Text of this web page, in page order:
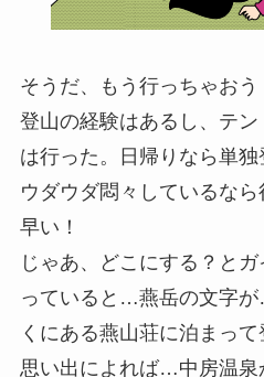
そうだ、もう行っちゃおう
登山の経験はあるし、テ
は行った。日帰りなら単独
ウダウダ悶々しているな
早い！
じゃあ、どこにする？と
っていると…燕岳の文字
くにある燕山荘に泊まって
思い出によれば…中房温泉